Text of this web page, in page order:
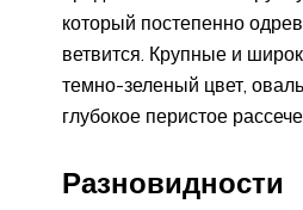
который постепенно
ветвится. Крупные и
темно-зеленый цвет,
глубокое перистое
Разновидности